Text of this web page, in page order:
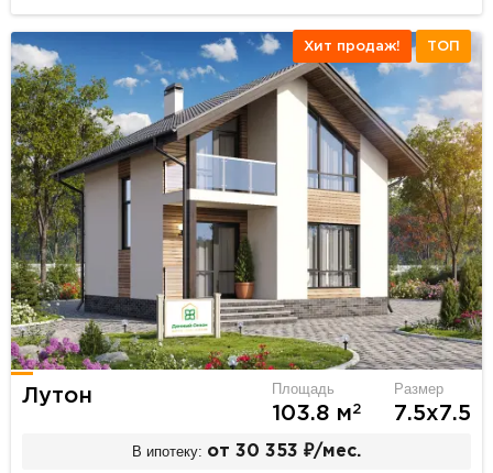
Хит продаж! ТОП
Лутон Площадь
103.8 м2
Размер
7.5х7.5
В ипотеку: от 30 353 ₽/мес.